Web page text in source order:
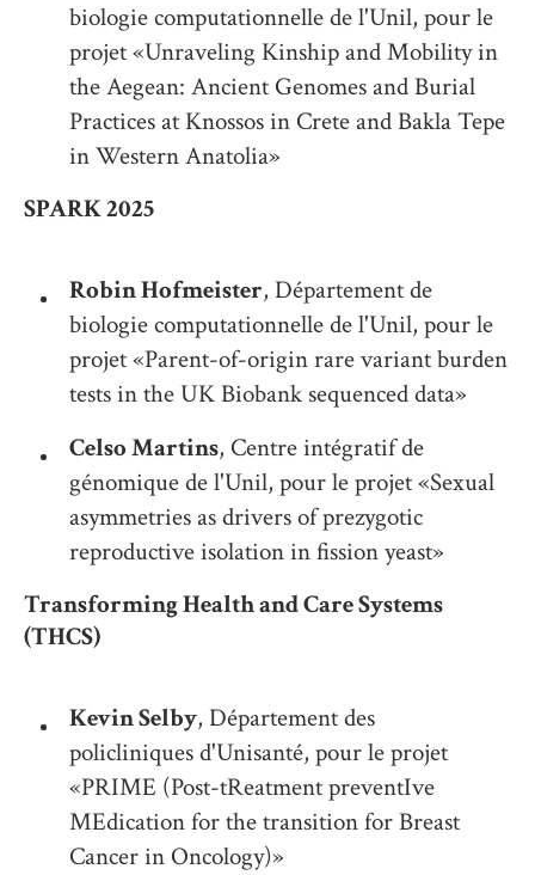
biologie computationnelle de l'Unil, pour le
projet «Unraveling Kinship and Mobility in
the Aegean: Ancient Genomes and Burial
Practices at Knossos in Crete and Bakla Tepe
in Western Anatolia»
SPARK 2025
Robin Hofmeister, Département de
biologie computationnelle de l'Unil, pour le
projet «Parent-of-origin rare variant burden
tests in the UK Biobank sequenced data»
Celso Martins, Centre intégratif de
génomique de l'Unil, pour le projet «Sexual
asymmetries as drivers of prezygotic
reproductive isolation in fission yeast»
Transforming Health and Care Systems
(THCS)
Kevin Selby, Département des
policliniques d'Unisanté, pour le projet
«PRIME (Post-tReatment preventIve
MEdication for the transition for Breast
Cancer in Oncology)»